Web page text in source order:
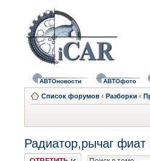
АВТОновости АВТОфото
Список форумов ‹ Разборки ‹
Радиатор,рычаг
Ответить